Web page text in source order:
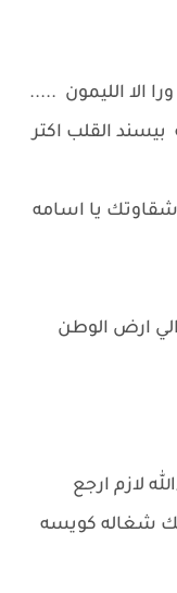
الا الليمون .....
القلب اكتر
يا اسامه
ارض الوطن
لازم ارجع
شغاله كويسه